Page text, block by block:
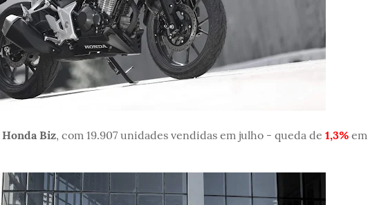
Honda Biz, com 19.907 unidades vendidas em julho - queda de 1,3%em